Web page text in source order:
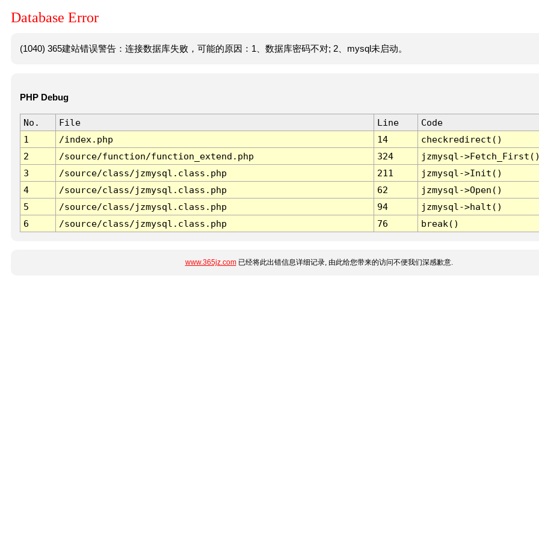
Database Error
(1040) 365建站错误警告：连接数据库失败，可能的原因：1、数据库密码不对; 2、mysql未启动。
PHP Debug
No. File Line
Code
1
/index.php 14
checkredirect()
2
/source/function/function_extend.php 324
jzmysql-
3
/source/class/jzmysql.class.php 211
jzmysql->Init()
4
/source/class/jzmysql.class.php 62
jzmysql->Open()
5
/source/class/jzmysql.class.php 94
jzmysql->halt()
6
/source/class/jzmysql.class.php 76 break()
www.365jz.com已经将此出错信息详细记录, 由此给您带来的访问不便我们深感歉意.